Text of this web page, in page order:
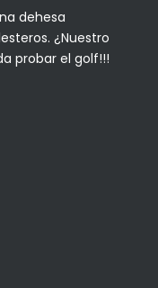
dehesa
¿Nuestro
probar el golf!!!